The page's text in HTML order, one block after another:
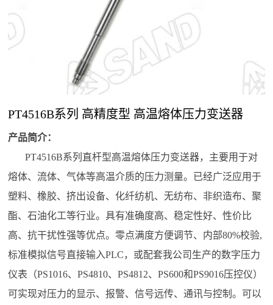
体
压
传
感
体
压
变
送
熔
体
力
表
体
压
计
力
显
表
力
调
仪
感
器
力
变
器/
传
器
品
心
公
司
闻
行
业
态
解
决
方
解
决
方
案
系
我
们
系
我
线
留
PT4516B系列 高精度型 高温熔体压力变送器
产品简介：
PT4516B系列直杆型高温熔体压力变送器，主要用于对
熔体、流体、气体等高温介质的压力测量。已经广泛应用于
塑料、橡胶、挤出设备、化纤纺机、无纺布、非织造布、聚
酯、石油化工等行业。具有准确度高、稳定性好、性价比
高、抗干扰性强等优点。零点满度方便调节、内部80%校验,
标准模拟信号直接输入PLC，或配套我公司生产的数字压力
仪表（PS1016、PS4810、PS4812、PS600和PS9016压控仪）
可实现对压力的显示、报警、信号远传、通讯与控制。可以